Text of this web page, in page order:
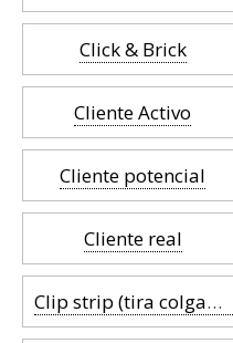
Click & Brick
Cliente Activo
Cliente potencial
Cliente real
Clip strip (tira colgante)